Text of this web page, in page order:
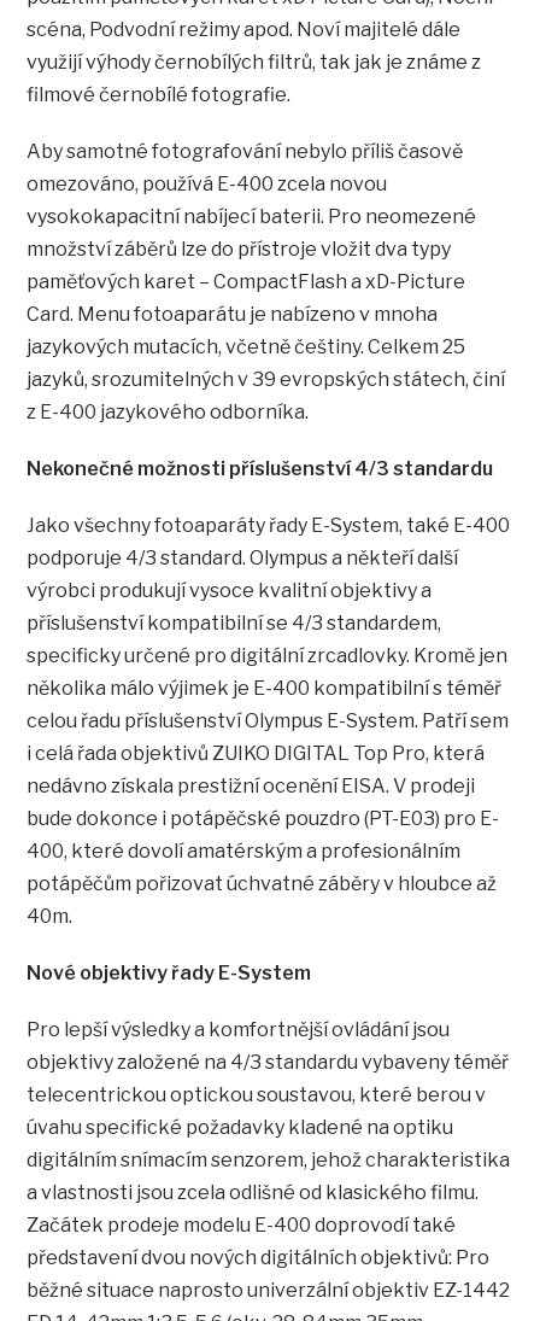
scéna, Podvodní režimy apod. Noví majitelé dále
využijí výhody černobílých filtrů, tak jak je známe z
filmové černobílé fotografie.
Aby samotné fotografování nebylo příliš časově
omezováno, používá E-400 zcela novou
vysokokapacitní nabíjecí baterii. Pro neomezené
množství záběrů lze do přístroje vložit dva typy
paměťových karet – CompactFlash a xD-Picture
Card. Menu fotoaparátu je nabízeno v mnoha
jazykových mutacích, včetně češtiny. Celkem 25
jazyků, srozumitelných v 39 evropských státech, činí
z E-400 jazykového odborníka.
Nekonečné možnosti příslušenství 4/3 standardu
Jako všechny fotoaparáty řady E-System, také E-400
podporuje 4/3 standard. Olympus a někteří další
výrobci produkují vysoce kvalitní objektivy a
příslušenství kompatibilní se 4/3 standardem,
specificky určené pro digitální zrcadlovky. Kromě jen
několika málo výjimek je E-400 kompatibilní s téměř
celou řadu příslušenství Olympus E-System. Patří sem
i celá řada objektivů ZUIKO DIGITAL Top Pro, která
nedávno získala prestižní ocenění EISA. V prodeji
bude dokonce i potápěčské pouzdro (PT-E03) pro E-
400, které dovolí amatérským a profesionálním
potápěčům pořizovat úchvatné záběry v hloubce až
40m.
Nové objektivy řady E-System
Pro lepší výsledky a komfortnější ovládání jsou
objektivy založené na 4/3 standardu vybaveny téměř
telecentrickou optickou soustavou, které berou v
úvahu specifické požadavky kladené na optiku
digitálním snímacím senzorem, jehož charakteristika
a vlastnosti jsou zcela odlišné od klasického filmu.
Začátek prodeje modelu E-400 doprovodí také
představení dvou nových digitálních objektivů: Pro
běžné situace naprosto univerzální objektiv EZ-1442